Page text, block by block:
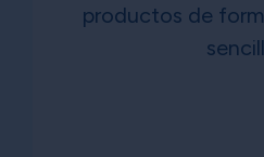
productos de